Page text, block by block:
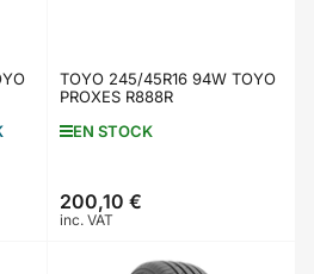
TOYO 245/45R16 94W TOYO
PROXES R888R
EN STOCK
Prix
200,10 €
inc. VAT